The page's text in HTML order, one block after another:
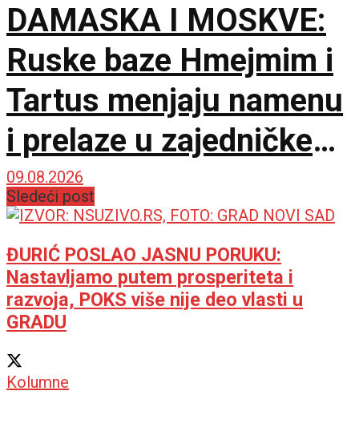
DAMASKA I MOSKVE:
Ruske baze Hmejmim i
Tartus menjaju namenu
i prelaze u zajedničke
centre
09.08.2026
Sledeći post
ĐURIĆ POSLAO JASNU PORUKU:
Nastavljamo putem prosperiteta i
razvoja, POKS više nije deo vlasti u
GRADU
Kolumne